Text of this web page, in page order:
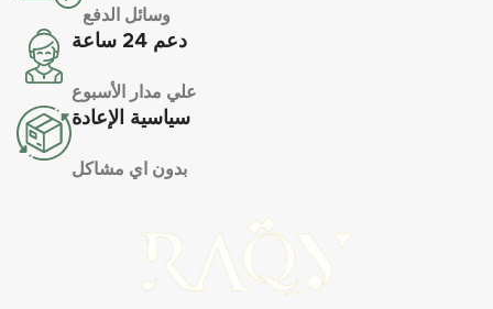
وسائل الدفع
دعم 24 ساعة
علي مدار الأسبوع
سياسية الإعادة
بدون اي مشاكل